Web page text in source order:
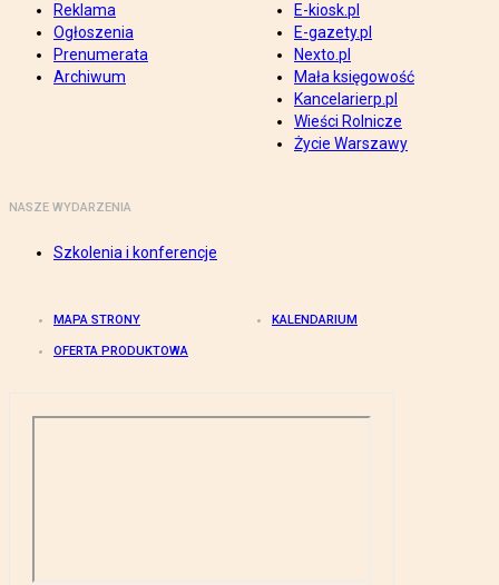
Reklama
Ogłoszenia
Prenumerata
Archiwum
E-kiosk.pl
E-gazety.pl
Nexto.pl
Mała księgowość
Kancelarierp.pl
Wieści Rolnicze
Życie Warszawy
NASZE WYDARZENIA
Szkolenia i konferencje
MAPA STRONY KALENDARIUM
OFERTA PRODUKTOWA